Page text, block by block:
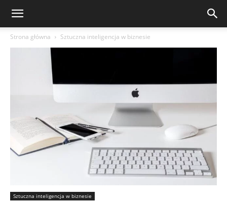
Strona główna Sztuczna inteligencja w biznesie
Sztuczna inteligencja w biznesie